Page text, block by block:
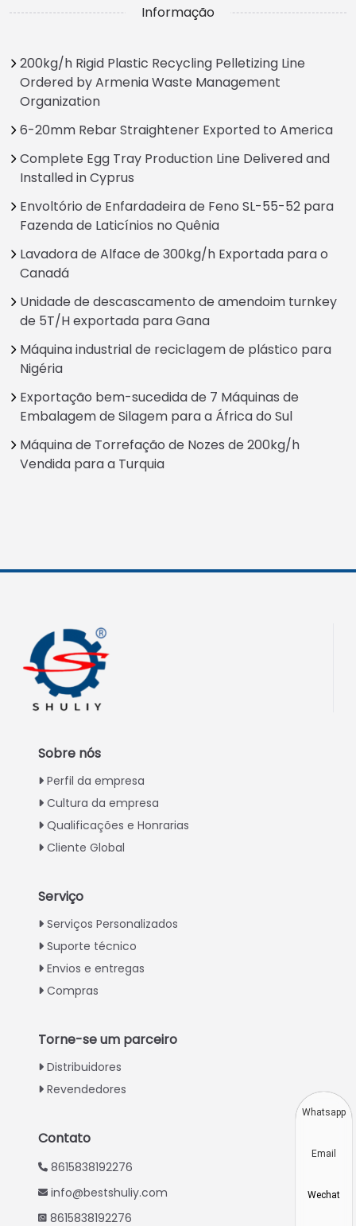
Informação
200kg/h Rigid Plastic Recycling Pelletizing Line
Ordered by Armenia Waste Management
Organization
6-20mm Rebar Straightener Exported to America
Complete Egg Tray Production Line Delivered and
Installed in Cyprus
Envoltório de Enfardadeira de Feno SL-55-52 para
Fazenda de Laticínios no Quênia
Lavadora de Alface de 300kg/h Exportada para o
Canadá
Unidade de descascamento de amendoim turnkey
de 5T/H exportada para Gana
Máquina industrial de reciclagem de plástico para
Nigéria
Exportação bem-sucedida de 7 Máquinas de
Embalagem de Silagem para a África do Sul
Máquina de Torrefação de Nozes de 200kg/h
Vendida para a Turquia
Sobre nós
Perfil da empresa
Cultura da empresa
Qualificações e Honrarias
Cliente Global
Serviço
Serviços Personalizados
Suporte técnico
Envios e entregas
Compras
Torne-se um parceiro
Distribuidores
Revendedores
Contato
8615838192276
info@bestshuliy.com
8615838192276
Chinese
Japanese
Swahili
Urdu
Greek
Italian
Whatsapp
Email
Wechat